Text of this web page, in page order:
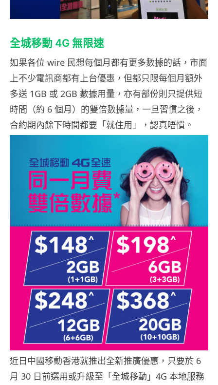
全城移動 4G 無限速
如果各位 wire 民想每個月都有更多數據的話，市面
上不少電訊商都有上台優惠，但都只限每個月額外
多送 1GB 或 2GB 數據用量，亦有部份則只提供短
時間（約 6 個月）的雙倍數據量，一旦習慣之後，
合約期內餘下時間都要「就住用」，認真唔慣。
近日中國移動香港就推出全新推廣優惠，只要於 6
月 30 日前選用或升級至「全城移動」4G 本地服務